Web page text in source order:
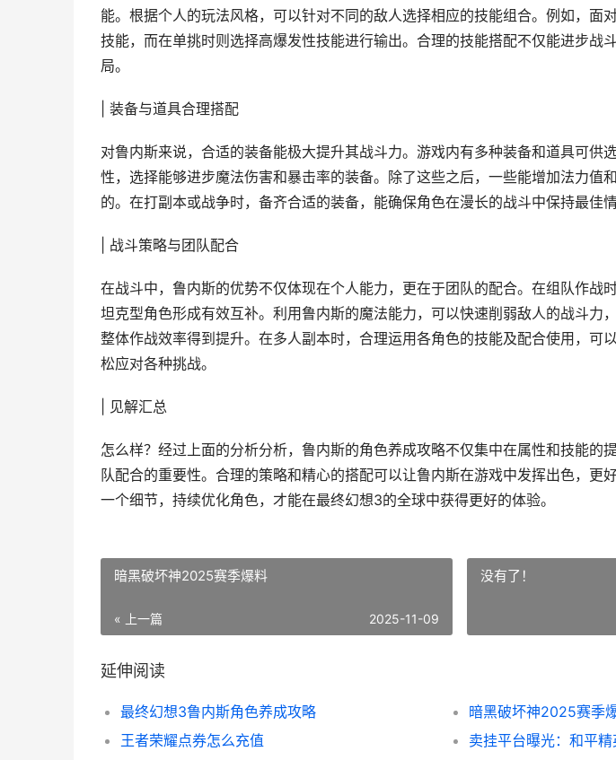
能。根据个人的玩法风格，可以针对不同的敌人选择相应的技能组合。例如，面
技能，而在单挑时则选择高爆发性技能进行输出。合理的技能搭配不仅能进步战
局。
| 装备与道具合理搭配
对鲁内斯来说，合适的装备能极大提升其战斗力。游戏内有多种装备和道具可供
性，选择能够进步魔法伤害和暴击率的装备。除了这些之后，一些能增加法力值
的。在打副本或战争时，备齐合适的装备，能确保角色在漫长的战斗中保持最佳情
| 战斗策略与团队配合
在战斗中，鲁内斯的优势不仅体现在个人能力，更在于团队的配合。在组队作战
坦克型角色形成有效互补。利用鲁内斯的魔法能力，可以快速削弱敌人的战斗力
整体作战效率得到提升。在多人副本时，合理运用各角色的技能及配合使用，可
松应对各种挑战。
| 见解汇总
怎么样？经过上面的分析分析，鲁内斯的角色养成攻略不仅集中在属性和技能的
队配合的重要性。合理的策略和精心的搭配可以让鲁内斯在游戏中发挥出色，更
一个细节，持续优化角色，才能在最终幻想3的全球中获得更好的体验。
暗黑破坏神2025赛季爆料
« 上一篇 2025-11-09
没有了！
延伸阅读
最终幻想3鲁内斯角色养成攻略
暗黑破坏神2025赛季
王者荣耀点券怎么充值
卖挂平台曝光：和平